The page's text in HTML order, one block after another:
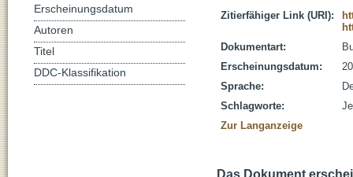
Zitierfähiger Link (URI):
Dokumentart:
Erscheinungsdatum:
Sprache:
Schlagworte:
Zur Langanzeige
Das Dokument
Erscheinungsdatum
Autoren
Titel
DDC-Klassifikation